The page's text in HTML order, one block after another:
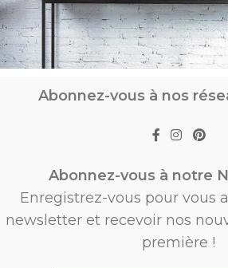
Abonnez-vous à nos
Abonnez-vous à notre
Enregistrez-vous pour vous
newsletter et recevoir nos
première !